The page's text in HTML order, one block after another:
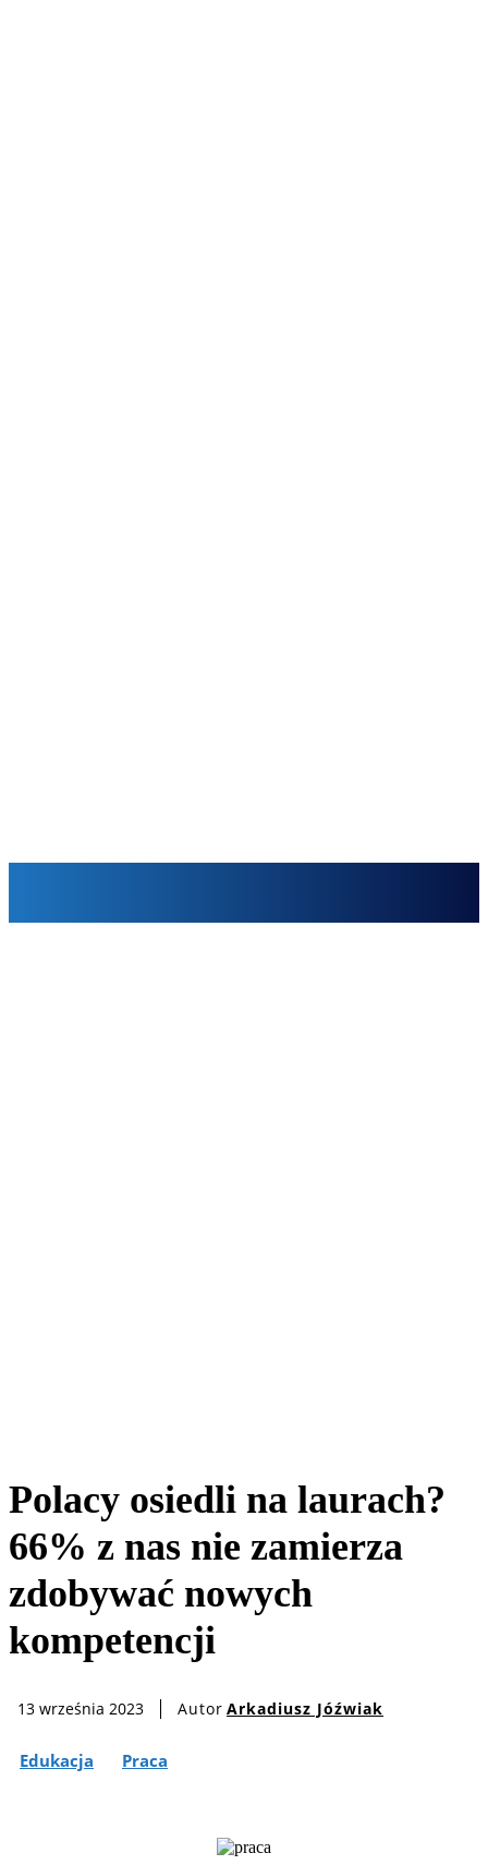
Polacy osiedli na laurach?
66% z nas nie zamierza
zdobywać nowych
kompetencji
13 września 2023 Autor Arkadiusz Jóźwiak
Edukacja Praca